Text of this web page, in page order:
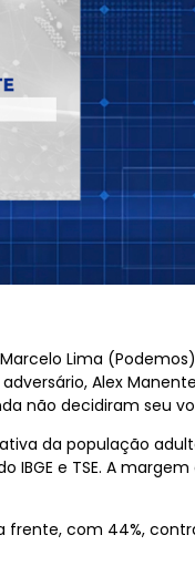
Lima
Alex
não decidiram seu
da população
e TSE. A
com 44%,